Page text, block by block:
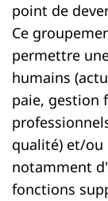
point de
Ce
permettre
humains
paie, gestion
qualité) et/ou
notamment
fonctions